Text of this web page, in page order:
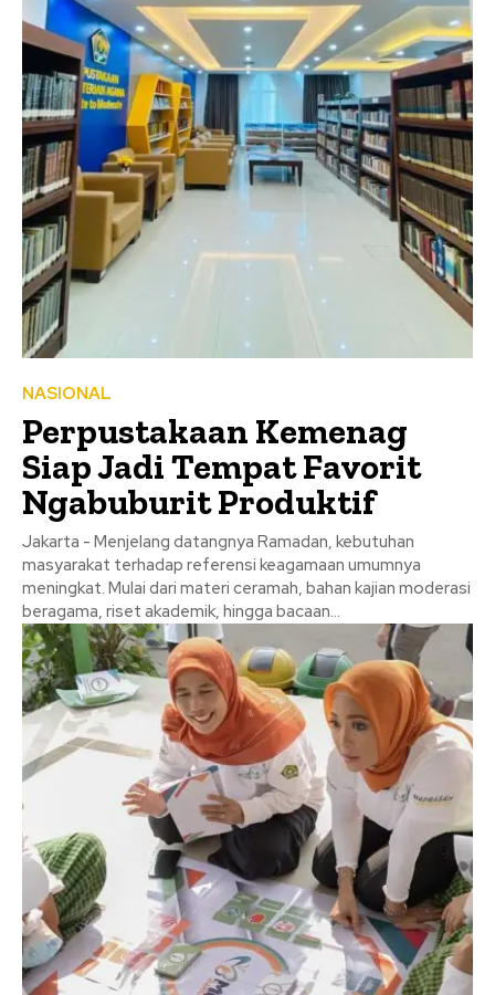
NASIONAL
Perpustakaan Kemenag
Siap Jadi Tempat Favorit
Ngabuburit Produktif
Jakarta - Menjelang datangnya Ramadan, kebutuhan
masyarakat terhadap referensi keagamaan umumnya
meningkat. Mulai dari materi ceramah, bahan kajian moderasi
beragama, riset akademik, hingga bacaan...